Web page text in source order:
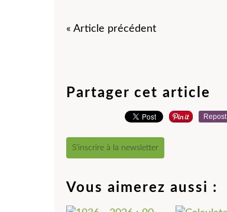
« Article précédent
Partager cet article
Repost
S'inscrire à la newsletter
Vous aimerez aussi :